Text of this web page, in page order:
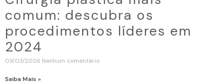
comum: descubra os
procedimentos líderes em
2024
03/03/2026 Nenhum comentário
Saiba Mais »